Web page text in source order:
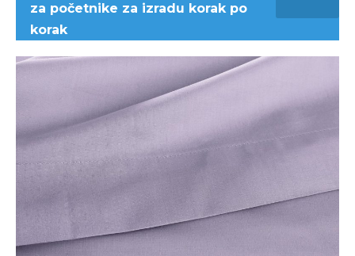
za početnike za izradu korak po
korak